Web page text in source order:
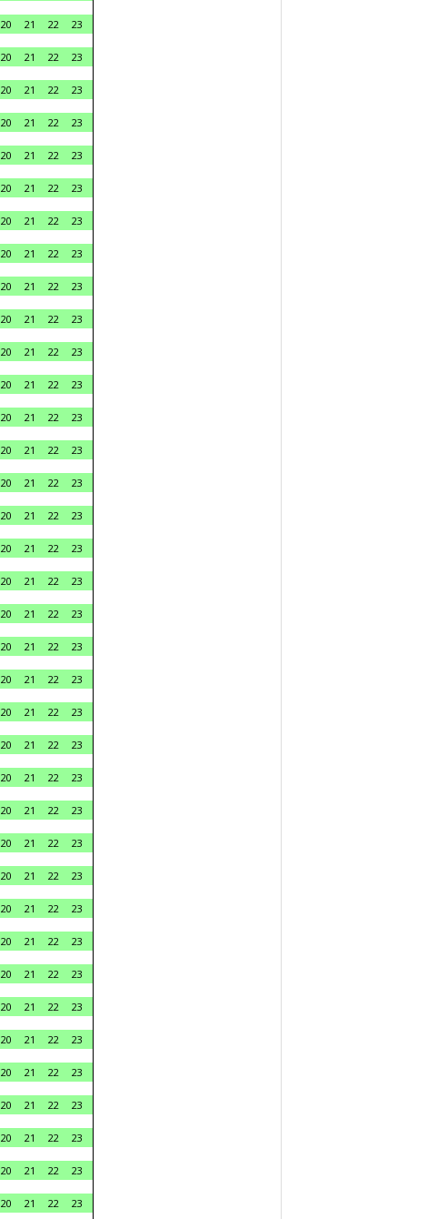
20 21 22
23
20 21 22
23
20 21 22
23
20 21 22
23
20 21 22
23
20 21 22
23
20 21 22
23
20 21 22
23
20 21 22
23
20 21 22
23
20 21 22
23
20 21 22
23
20 21 22
23
20 21 22
23
20 21 22
23
20 21 22
23
20 21 22
23
20 21 22
23
20 21 22
23
20 21 22
23
20 21 22
23
20 21 22
23
20 21 22
23
20 21 22
23
20 21 22
23
20 21 22
23
20 21 22
23
20 21 22
23
20 21 22
23
20 21 22
23
20 21 22
23
20 21 22
23
20 21 22
23
20 21 22
23
20 21 22
23
20 21 22
23
20 21 22
23